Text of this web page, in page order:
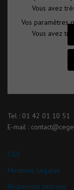
Vous avez
Vos paramètres
Vous avez
Tel : 01 42 01 10 51
E-mail :
CGV
Mentions Légales
Réglement intérieur